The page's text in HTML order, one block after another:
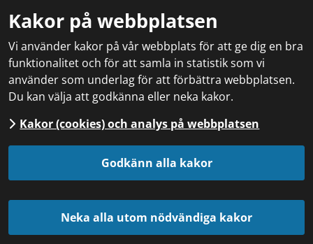
Kakor på webbplatsen
Vi använder kakor på vår webbplats för att ge dig en bra
funktionalitet och för att samla in statistik som vi
använder som underlag för att förbättra webbplatsen.
Du kan välja att godkänna eller neka kakor.
Kakor (cookies) och analys på webbplatsen
Godkänn alla kakor
Neka alla utom nödvändiga kakor